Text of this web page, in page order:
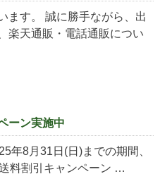
ます。 誠に勝手ながら、出
楽天通販・電話通販につい
ーン実施中
年8月31日(日)までの期間、
料割引キャンペーン …